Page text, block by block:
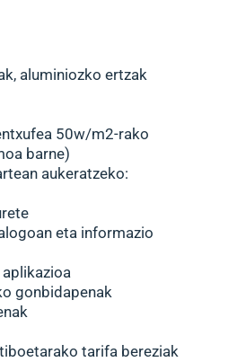
aluminiozko ertzak
50w/m2-rako
barne)
aukeratzeko:
eta informazio
gonbidapenak
tarifa bereziak